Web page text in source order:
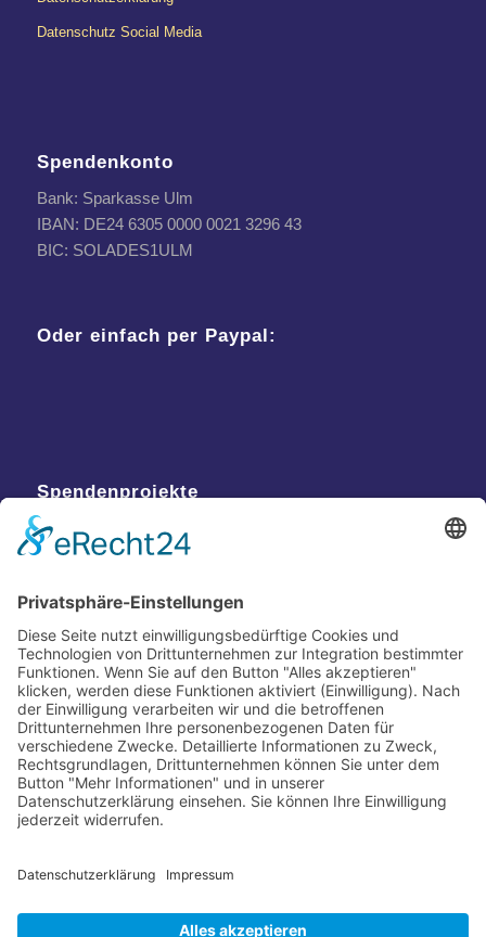
Datenschutz Social Media
Spendenkonto
Bank: Sparkasse Ulm
IBAN: DE24 6305 0000 0021 3296 43
BIC: SOLADES1ULM
Oder einfach per Paypal:
Spendenprojekte
Kontakt
Postanschrift
Traumkatzen e.V.
89231 Neu-Ulm